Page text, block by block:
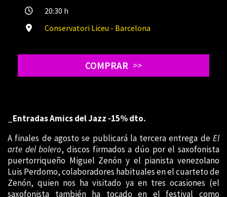
20:30 h
Conservatori Liceu - Barcelona
COMPRAR >>
_Entradas Amics del Jazz -15% dto.
A finales de agosto se publicará la tercera entrega de El
arte del bolero, discos firmados a dúo por el saxofonista
puertorriqueño Miguel Zenón y el pianista venezolano
Luis Perdomo, colaboradores habituales en el cuarteto de
Zenón, quien nos ha visitado ya en tres ocasiones (el
saxofonista también ha tocado en el festival como